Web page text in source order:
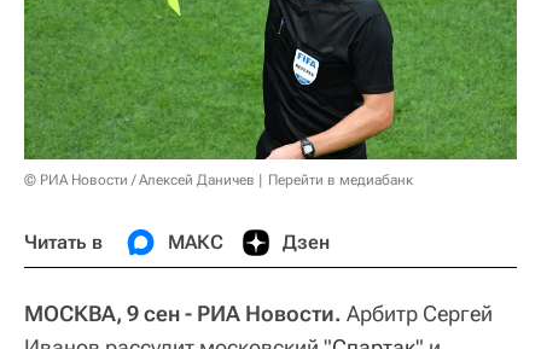
© РИА Новости / Алексей Даничев Перейти в медиабанк
Читать в МАКС Дзен
МОСКВА, 9 сен - РИА Новости. Арбитр Сергей